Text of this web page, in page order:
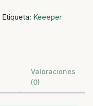
Etiqueta: Keeeper
Valoraciones
(0)